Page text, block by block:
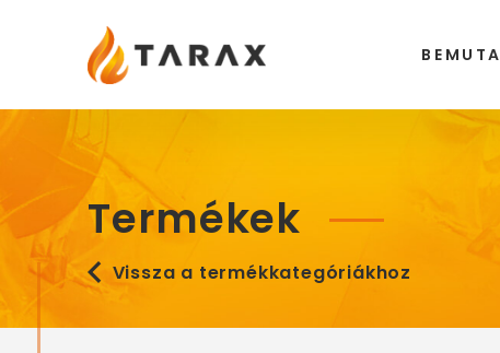
Tarax
Termékek
Vissza a termékkategóriákhoz